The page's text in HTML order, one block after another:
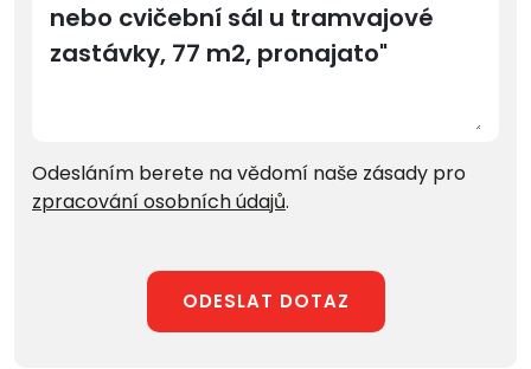
Odesláním berete na vědomí naše zásady pro
zpracování osobních údajů.
ODESLAT DOTAZ